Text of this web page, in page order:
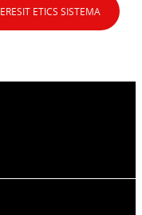
ETICS SISTEMA